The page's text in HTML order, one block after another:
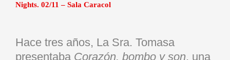
Nights. 02/11 – Sala Caracol
Hace tres años, La Sra. Tomasa
presentaba Corazón, bombo y son, una